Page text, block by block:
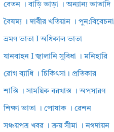
বেতন । বাড়ি ভাড়া । অন্যান্য ভাতাদি
বৈষম্য । দাবীর খতিয়ান । পুন:বিবেচনা
ভ্রমণ ভাতা I অধিকাল ভাতা
যানবাহন I জ্বালানি সুবিধা । মনিহারি
রোগ ব্যাধি । চিকিৎসা। প্রতিকার
শাস্তি । সাময়িক বরখাস্ত । অপসারণ
শিক্ষা ভাতা । পোষাক । রেশন
সঞ্চয়পত্র খবর । ক্রয় সীমা । নগদায়ন